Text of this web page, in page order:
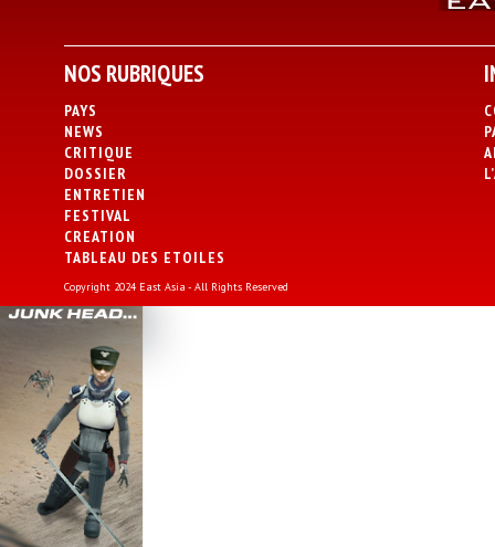
NOS RUBRIQUES
PAYS
NEWS
CRITIQUE
DOSSIER
ENTRETIEN
FESTIVAL
CREATION
TABLEAU DES ETOILES
Copyright 2024 East Asia - All Rights Reserved